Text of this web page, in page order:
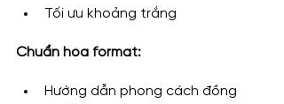
Tối ưu khoảng trắng
Chuẩn hóa format:
Hướng dẫn phong cách đồng